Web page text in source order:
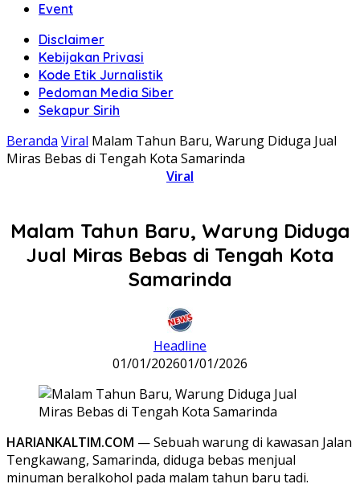
Event
Disclaimer
Kebijakan Privasi
Kode Etik Jurnalistik
Pedoman Media Siber
Sekapur Sirih
Beranda Viral Malam Tahun Baru, Warung Diduga Jual
Miras Bebas di Tengah Kota Samarinda
Viral
Malam Tahun Baru, Warung Diduga
Jual Miras Bebas di Tengah Kota
Samarinda
Headline
01/01/202601/01/2026
HARIANKALTIM.COM — Sebuah warung di kawasan Jalan
Tengkawang, Samarinda, diduga bebas menjual
minuman beralkohol pada malam tahun baru tadi.